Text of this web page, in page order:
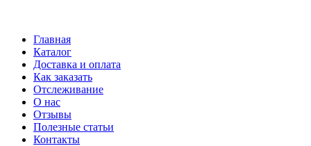
Главная
Каталог
Доставка и оплата
Как заказать
Отслеживание
О нас
Отзывы
Полезные статьи
Контакты